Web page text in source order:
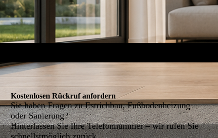
Kostenlosen Rückruf anfordern
Sie haben Fragen zu Estrichbau, Fußbodenheizung
oder Sanierung?
Hinterlassen Sie Ihre Telefonnummer – wir rufen Sie
schnellstmöglich zurück.